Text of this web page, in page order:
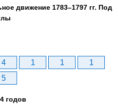
движение 1783–1797 гг. Под
4 1 1
1
5
годов